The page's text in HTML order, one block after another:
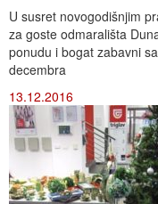
U susret novogodišnjim
za goste odmarališta
ponudu i bogat zabavni
decembra
13.12.2016